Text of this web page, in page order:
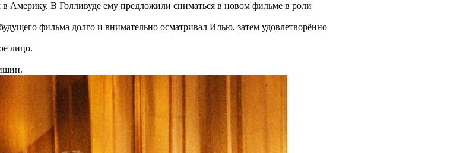
Америку. В Голливуде ему предложили сниматься в новом фильме в роли
фильма долго и внимательно осматривал Илью, затем удовлетворённо
лицо.